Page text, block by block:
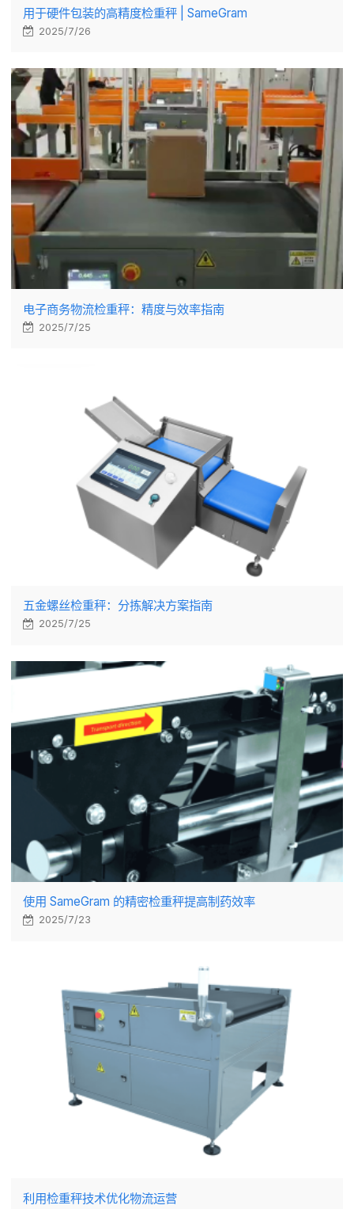
用于硬件包装的高精度检重秤 | SameGram
2025/7/26
电子商务物流检重秤：精度与效率指南
2025/7/25
五金螺丝检重秤：分拣解决方案指南
2025/7/25
使用 SameGram 的精密检重秤提高制药效率
2025/7/23
利用检重秤技术优化物流运营